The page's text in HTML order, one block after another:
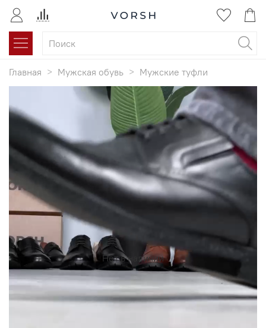
Главная Мужская обувь Мужские туфли
Нет в наличии